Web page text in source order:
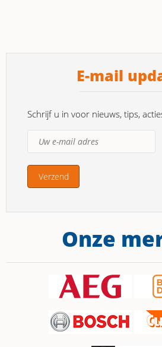
E-mail
Schrijf u in voor nieuws, tips,
Onze